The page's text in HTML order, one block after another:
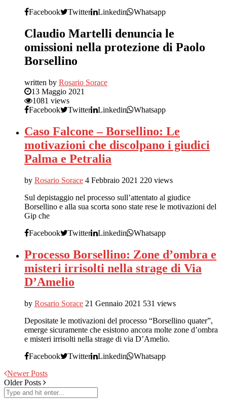
Facebook
Twitter Linkedin Whatsapp
Claudio Martelli denuncia le
omissioni nella protezione di Paolo
Borsellino
written by Rosario Sorace
13 Maggio 2021
1081 views
Facebook
Twitter Linkedin Whatsapp
Caso Falcone – Borsellino: Le
motivazioni che discolpano i giudici
Palma e Petralia
by Rosario Sorace 4 Febbraio 2021 220 views
Sul depistaggio nel processo sull’attentato al giudice
Borsellino e alla sua scorta sono state rese le motivazioni del
Gip che
Facebook
Twitter Linkedin Whatsapp
Processo Borsellino: Zone d’ombra e
misteri irrisolti nella strage di Via
D’Amelio
by Rosario Sorace 21 Gennaio 2021 531 views
Depositate le motivazioni del processo “Borsellino quater”,
emerge sicuramente che esistono ancora molte zone d’ombra
e misteri irrisolti nella strage di via D’Amelio.
Facebook
Twitter Linkedin
Whatsapp
Newer Posts
Older Posts